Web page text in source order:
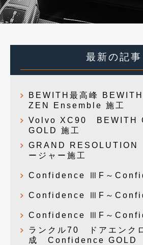
最新の記事
BEWITH最高峰
ZEN Ensemble 施工
Volvo XC90 BEWITH
GOLD 施工
GRAND RESOLUTION
ージャー施工
Confidence ⅢF～
Confidence ⅢF～
Confidence ⅢF～
ランクル70 ドアエンク
成 Confidence GOLD